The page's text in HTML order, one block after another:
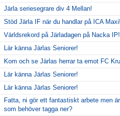
Järla seriesegrare div 4 Mellan!
Stöd Järla IF när du handlar på ICA Maxi!
Världsrekord på Järladagen på Nacka IP!
Lär känna Järlas Seniorer!
Kom och se Järlas herrar ta emot FC
Lär känna Järlas Seniorer!
Lär känna Järlas Seniorer!
Fatta, ni gör ett fantastiskt arbete men
som behöver tagga ner?